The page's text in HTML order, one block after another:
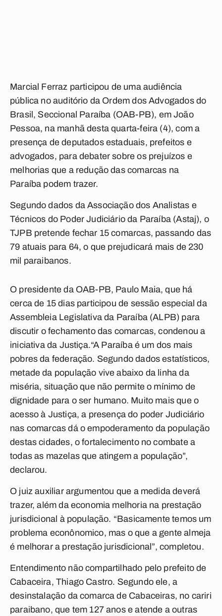
Marcial Ferraz participou de uma audiência
pública no auditório da Ordem dos Advogados do
Brasil, Seccional Paraíba (OAB-PB), em João
Pessoa, na manhã desta quarta-feira (4), com a
presença de deputados estaduais, prefeitos e
advogados, para debater sobre os prejuízos e
melhorias que a redução das comarcas na
Paraíba podem trazer.
Segundo dados da Associação dos Analistas e
Técnicos do Poder Judiciário da Paraíba (Astaj), o
TJPB pretende fechar 15 comarcas, passando das
79 atuais para 64, o que prejudicará mais de 230
mil paraibanos.
O presidente da OAB-PB, Paulo Maia, que há
cerca de 15 dias participou de sessão especial da
Assembleia Legislativa da Paraíba (ALPB) para
discutir o fechamento das comarcas, condenou a
iniciativa da Justiça.“A Paraíba é um dos mais
pobres da federação. Segundo dados estatísticos,
metade da população vive abaixo da linha da
miséria, situação que não permite o mínimo de
dignidade para o ser humano. Muito mais que o
acesso à Justiça, a presença do poder Judiciário
nas comarcas dá o empoderamento da população
destas cidades, o fortalecimento no combate a
todas as mazelas que atingem a população”,
declarou.
O juiz auxiliar argumentou que a medida deverá
trazer, além da economia melhoria na prestação
jurisdicional à população. “Basicamente temos um
problema econônomico, mas o que a gente almeja
é melhorar a prestação jurisdicional”, completou.
Entendimento não compartilhado pelo prefeito de
Cabaceira, Thiago Castro. Segundo ele, a
desinstalação da comarca de Cabaceiras, no cariri
paraibano, que tem 127 anos e atende a outras